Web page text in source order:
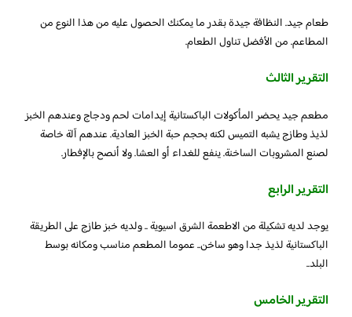
طعام جيد. النظافة جيدة بقدر ما يمكنك الحصول عليه من هذا النوع من
المطاعم. من الأفضل تناول الطعام.
التقرير الثالث
مطعم جيد يحضر المأكولات الباكستانية إيدامات لحم ودجاج وعندهم الخبز
لذيذ وطازج يشبه التميس لكنه بحجم حبة الخبز العادية. عندهم آلة خاصة
لصنع المشروبات الساخنة. ينفع للغداء أو العشا. ولا أنصح بالإفطار.
التقرير الرابع
يوجد لديه تشكيلة من الاطعمة الشرق اسيوية .. ولديه خبز طازج على الطريقة
الباكستانية لذيذ جدا وهو ساخن.. عموما المطعم مناسب ومكانه بوسط
البلد..
التقرير الخامس